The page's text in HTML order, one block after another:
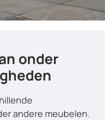
onder
andere meubelen.